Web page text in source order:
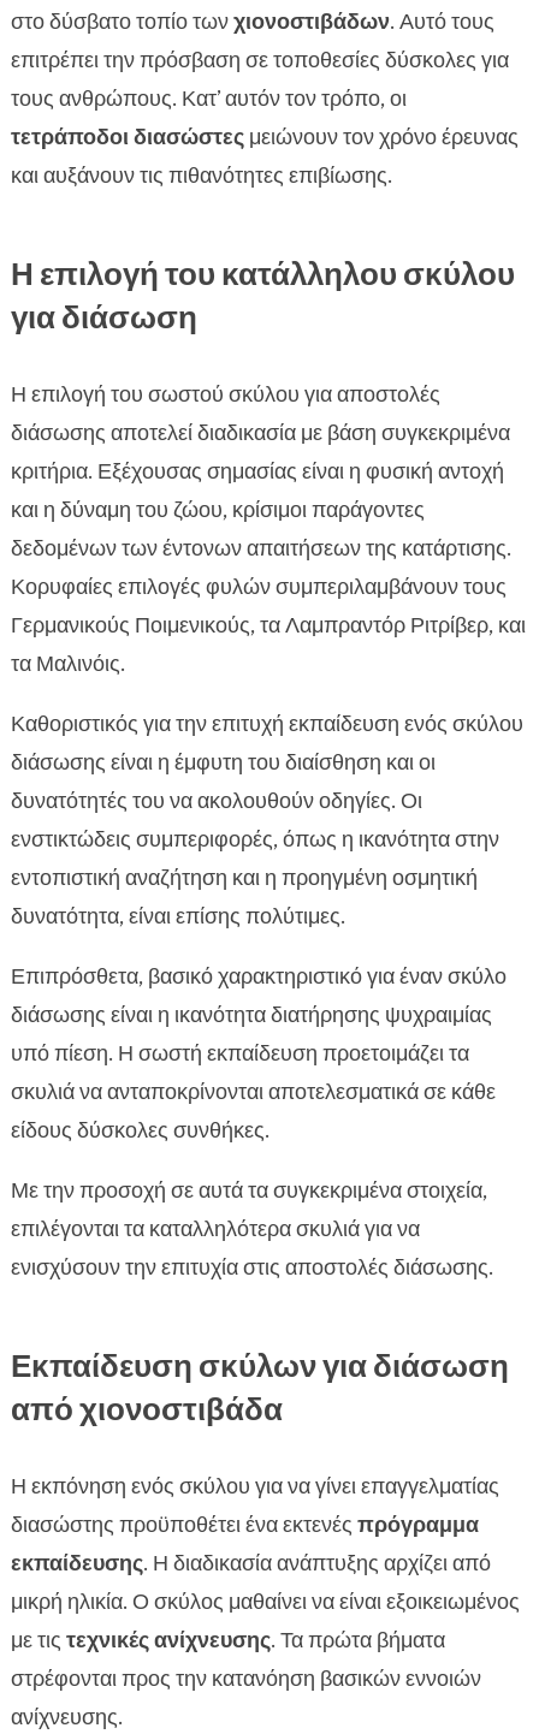
στο δύσβατο τοπίο τωνχιονοστιβάδων. Αυτό τους
επιτρέπει την πρόσβαση σε τοποθεσίες δύσκολες για
τους ανθρώπους. Κατ’ αυτόν τον τρόπο, οι
τετράποδοι διασώστεςμειώνουν τον χρόνο έρευνας
και αυξάνουν τις πιθανότητες επιβίωσης.
Η επιλογή του κατάλληλου σκύλου
για διάσωση
Η επιλογή του σωστού σκύλου για αποστολές
διάσωσης αποτελεί διαδικασία με βάση συγκεκριμένα
κριτήρια. Εξέχουσας σημασίας είναι η φυσική αντοχή
και η δύναμη του ζώου, κρίσιμοι παράγοντες
δεδομένων των έντονων απαιτήσεων της κατάρτισης.
Κορυφαίες επιλογές φυλών συμπεριλαμβάνουν τους
Γερμανικούς Ποιμενικούς, τα Λαμπραντόρ Ριτρίβερ, και
τα Μαλινόις.
Καθοριστικός για την επιτυχή εκπαίδευση ενός σκύλου
διάσωσης είναι η έμφυτη του διαίσθηση και οι
δυνατότητές του να ακολουθούν οδηγίες. Οι
ενστικτώδεις συμπεριφορές, όπως η ικανότητα στην
εντοπιστική αναζήτηση και η προηγμένη οσμητική
δυνατότητα, είναι επίσης πολύτιμες.
Επιπρόσθετα, βασικό χαρακτηριστικό για έναν σκύλο
διάσωσης είναι η ικανότητα διατήρησης ψυχραιμίας
υπό πίεση. Η σωστή εκπαίδευση προετοιμάζει τα
σκυλιά να ανταποκρίνονται αποτελεσματικά σε κάθε
είδους δύσκολες συνθήκες.
Με την προσοχή σε αυτά τα συγκεκριμένα στοιχεία,
επιλέγονται τα καταλληλότερα σκυλιά για να
ενισχύσουν την επιτυχία στις αποστολές διάσωσης.
Εκπαίδευση σκύλων για διάσωση
από χιονοστιβάδα
Η εκπόνηση ενός σκύλου για να γίνει επαγγελματίας
διασώστης προϋποθέτει ένα εκτενές πρόγραμμα
εκπαίδευσης. Η διαδικασία ανάπτυξης αρχίζει από
μικρή ηλικία. Ο σκύλος μαθαίνει να είναι εξοικειωμένος
με τις τεχνικές ανίχνευσης. Τα πρώτα βήματα
στρέφονται προς την κατανόηση βασικών εννοιών
ανίχνευσης.